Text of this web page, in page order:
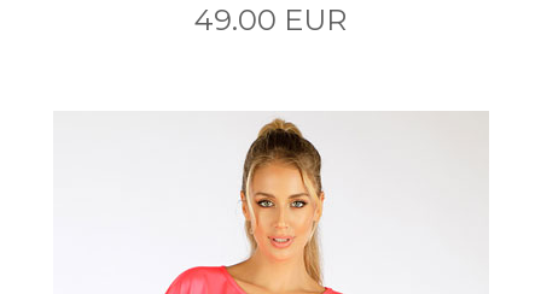
49.00 EUR